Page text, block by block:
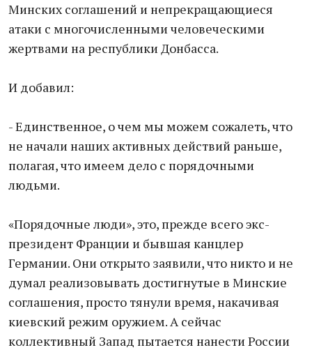
Минских соглашений и непрекращающиеся
атаки с многочисленными человеческими
жертвами на республики Донбасса.
И добавил:
- Единственное, о чем мы можем сожалеть, что
не начали наших активных действий раньше,
полагая, что имеем дело с порядочными
людьми.
«Порядочные люди», это, прежде всего экс-
президент Франции и бывшая канцлер
Германии. Они открыто заявили, что никто и не
думал реализовывать достигнутые в Минские
соглашения, просто тянули время, накачивая
киевский режим оружием. А сейчас
коллективный Запад пытается нанести России